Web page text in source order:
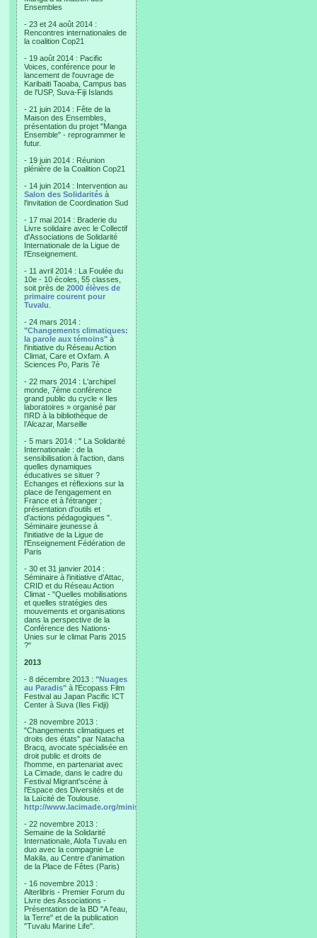
Ensembles
- 23 et 24 août 2014 :
Rencontres internationales de
la coalition Cop21
- 19 août 2014 : Pacific
Voices, conférence pour le
lancement de l'ouvrage de
Karibaiti Taoaba, Campus bas
de l'USP, Suva-Fiji Islands
- 21 juin 2014 : Fête de la
Maison des Ensembles,
présentation du projet "Manga
Ensemble" - reprogrammer le
futur.
- 19 juin 2014 : Réunion
plénière de la Coalition Cop21
- 14 juin 2014 : Intervention au
Salon des Solidarités à
l'invitation de Coordination Sud
- 17 mai 2014 : Braderie du
Livre solidaire avec le Collectif
d'Associations de Solidarité
Internationale de la Ligue de
l'Enseignement.
- 11 avril 2014 : La Foulée du
10e - 10 écoles, 55 classes,
soit près de 2000 élèves de
primaire courent pour
Tuvalu
- 24 mars 2014 :
"Changements climatiques:
la parole aux témoins" à
l'initiative du Réseau Action
Climat, Care et Oxfam. A
Sciences Po, Paris 7è
- 22 mars 2014 : L'archipel
monde, 7ème conférence
grand public du cycle « Iles
laboratoires » organisé par
l'IRD à la bibliothèque de
l’Alcazar, Marseille
- 5 mars 2014 : " La Solidarité
Internationale : de la
sensibilisation à l'action, dans
quelles dynamiques
éducatives se situer ?
Echanges et réflexions sur la
place de l'engagement en
France et à l'étranger ;
présentation d'outils et
d'actions pédagogiques ".
Séminaire jeunesse à
l'initiative de la Ligue de
l'Enseignement Fédération de
Paris
- 30 et 31 janvier 2014 :
Séminaire à l'initiative d'Attac,
CRID et du Réseau Action
Climat - "Quelles mobilisations
et quelles stratégies des
mouvements et organisations
dans la perspective de la
Conférence des Nations-
Unies sur le climat Paris 2015
?"
2013
- 8 décembre 2013 : "Nuages
au Paradis" à l'Ecopass Film
Festival au Japan Pacific ICT
Center à Suva (Iles Fidji)
- 28 novembre 2013 :
"Changements climatiques et
droits des états" par Natacha
Bracq, avocate spécialisée en
droit public et droits de
l'homme, en partenariat avec
La Cimade, dans le cadre du
Festival Migrant'scène à
l'Espace des Diversités et de
la Laïcité de Toulouse.
http://www.lacimade.org/minisites/migrantscene
- 22 novembre 2013 :
Semaine de la Solidarité
Internationale, Alofa Tuvalu en
duo avec la compagnie Le
Makila, au Centre d'animation
de la Place de Fêtes (Paris)
- 16 novembre 2013 :
Alterlibris - Premier Forum du
Livre des Associations -
Présentation de la BD "A l'eau,
la Terre" et de la publication
"Tuvalu Marine Life".